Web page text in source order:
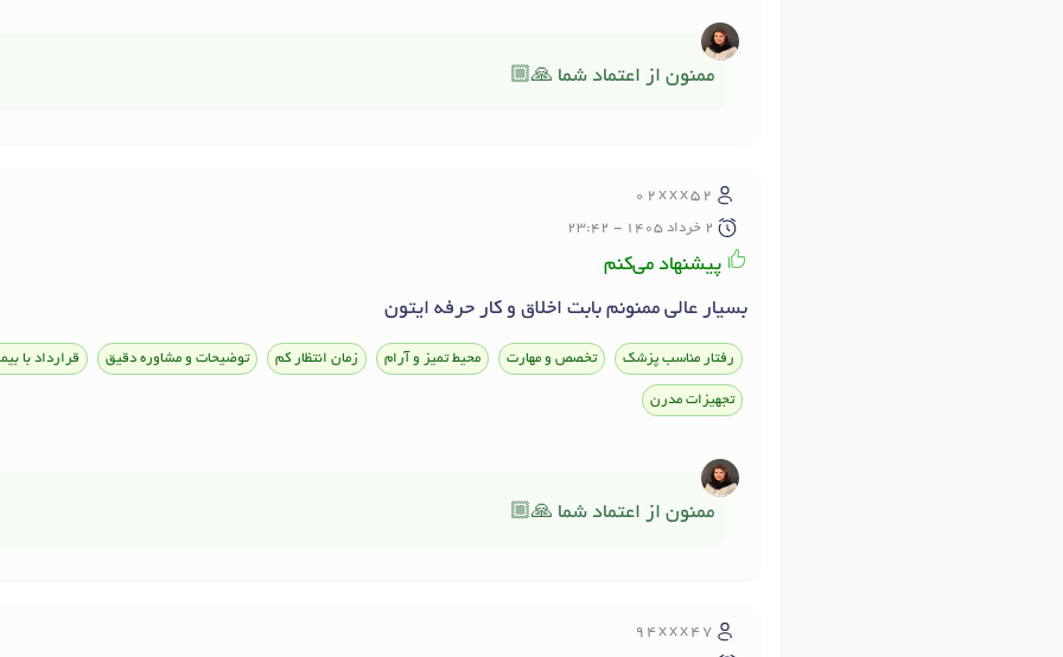
ممنون از اعتماد شما 🙏🏼
02xxx52
2 خرداد 1405 - 23:42
پیشنهاد می‌کنم
بسیار عالی ممنونم بابت اخلاق و کار حرفه ایتون
رفتار مناسب پزشک تخصص و مهارت محیط تمیز و آرام زمان انتظار کم توضیحات و مشاوره دقیق قرارداد با
تجهیزات مدرن
ممنون از اعتماد شما 🙏🏼
94xxx47